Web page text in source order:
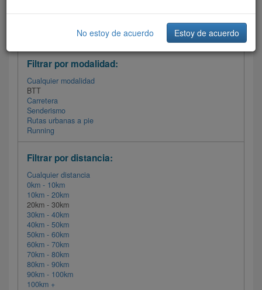
Filtrar las rutas
Filtrar por modalidad:
Cualquier modalidad
BTT
Carretera
Senderismo
Rutas urbanas a pie
Running
Filtrar por distancia:
Cualquier distancia
0km - 10km
10km - 20km
20km - 30km
30km - 40km
40km - 50km
50km - 60km
60km - 70km
70km - 80km
80km - 90km
90km - 100km
100km +
No estoy de acuerdo Estoy de acuerdo